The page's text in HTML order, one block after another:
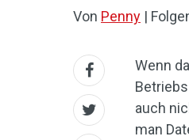
Von Penny |
Wenn
auch
man